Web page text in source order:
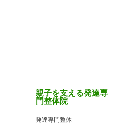
親子を支える発達専
門整体院
発達専門整体